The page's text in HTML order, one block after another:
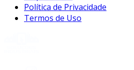
Política de Privacidade
Termos de Uso